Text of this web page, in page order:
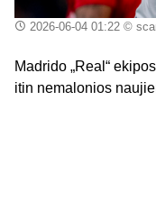
2026-06-04 01:22©
Madrido „Real“
itin nemalonios